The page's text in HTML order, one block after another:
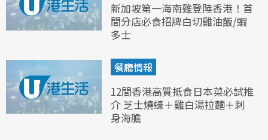
新加坡第一海南雞登陸香港！首
間分店必食招牌白切雞油飯/蝦
多士
餐廳情報
12間香港高質抵食日本菜必試推
介 芝士燒蠔＋雞白湯拉麵＋刺
身海膽